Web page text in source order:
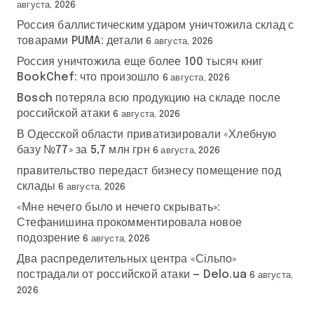
августа, 2026
Россия баллистическим ударом уничтожила склад с
товарами PUMA: детали 6 августа, 2026
Россия уничтожила еще более 100 тысяч книг
BookChef: что произошло 6 августа, 2026
Bosch потеряла всю продукцию на складе после
российской атаки 6 августа, 2026
В Одесской области приватизировали «Хлебную
базу №77» за 5,7 млн грн 6 августа, 2026
правительство передаст бизнесу помещение под
склады 6 августа, 2026
«Мне нечего было и нечего скрывать»:
Стефанишина прокомментировала новое
подозрение 6 августа, 2026
Два распределительных центра «Сільпо»
пострадали от российской атаки — Delo.ua 6 августа,
2026